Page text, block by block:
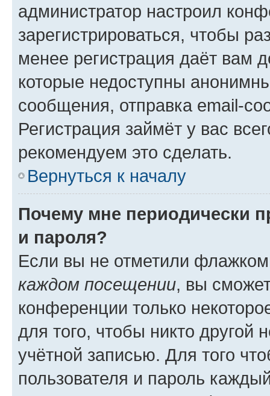
администратор настроил
зарегистрироваться, чтобы
менее регистрация даёт вам
которые недоступны
сообщения, отправка email-
Регистрация займёт у вас
рекомендуем это сделать.
Вернуться к началу
Почему мне периодически
и пароля?
Если вы не отметили
каждом посещении, вы
конференции только
для того, чтобы никто другой
учётной записью. Для того
пользователя и пароль